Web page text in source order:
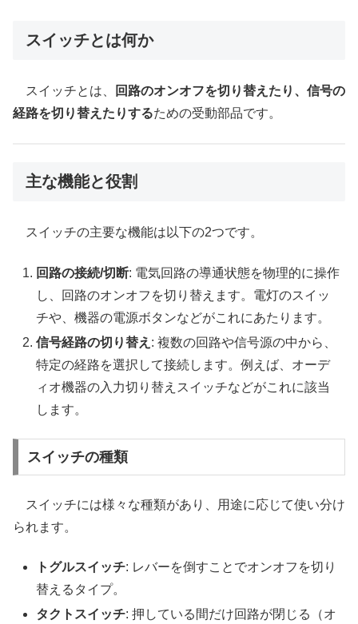
スイッチとは何か
スイッチとは、
回路のオンオフを切り替えたり、信号の
経路を切り替えたりするための受動部品です。
主な機能と役割
スイッチの主要な機能は以下の2つです。
回路の接続/切断: 電気回路の導通状態を物理的に操作
し、回路のオンオフを切り替えます。電灯のスイッ
チや、機器の電源ボタンなどがこれにあたります。
信号経路の切り替え : 複数の回路や信号源の中から、
特定の経路を選択して接続します。例えば、オーデ
ィオ機器の入力切り替えスイッチなどがこれに該当
します。
スイッチの種類
スイッチには様々な種類があり、用途に応じて使い分け
られます。
トグルスイッチ: レバーを倒すことでオンオフを切り
替えるタイプ。
タクトスイッチ: 押している間だけ回路が閉じる（オ